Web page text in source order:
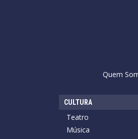
Quem
CULTURA
Teatro
Música